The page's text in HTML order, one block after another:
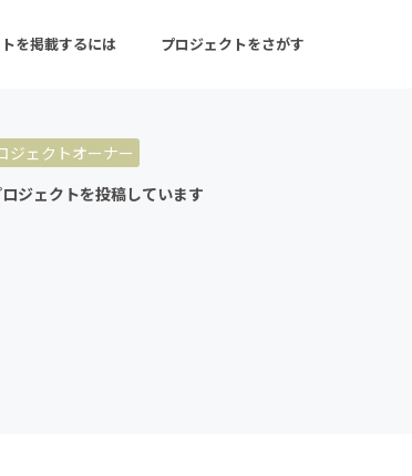
を掲載するには プロジェクトをさがす
新着プロジェクト
ジェクトオーナー
ジェクトを投稿しています